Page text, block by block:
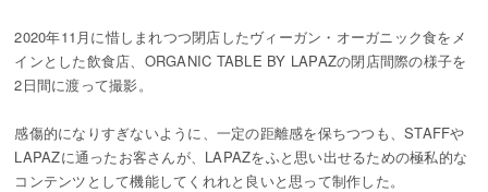
2020年11月に惜しまれつつ閉店したヴィーガン・オーガニック食をメ
インとした飲食店、ORGANIC TABLE BY LAPAZの閉店間際の様子を
2日間に渡って撮影。
感傷的になりすぎないように、一定の距離感を保ちつつも、STAFFや
LAPAZに通ったお客さんが、LAPAZをふと思い出せるための極私的な
コンテンツとして機能してくれれと良いと思って制作した。